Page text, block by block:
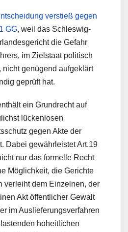
verstieß gegen
GG, weil das Schleswig-
die Gefahr
im Zielstaat politisch
nicht genügend aufgeklärt
geprüft hat.
ein Grundrecht auf
lückenlosen
gegen Akte der
Dabei gewährleistet Art.19
nur das formelle Recht
Möglichkeit, die Gerichte
verleiht dem Einzelnen, der
Akt öffentlicher Gewalt
im Auslieferungsverfahren
hoheitlichen